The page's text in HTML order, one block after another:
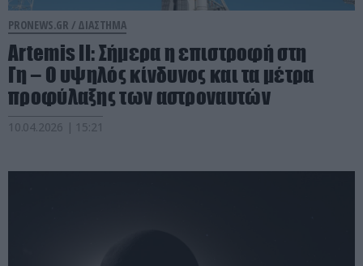
PRONEWS.GR / ΔΙΑΣΤΗΜΑ
Artemis II: Σήμερα η επιστροφή στη
Γη – Ο υψηλός κίνδυνος και τα μέτρα
προφύλαξης των αστροναυτών
10.04.2026 | 15:21